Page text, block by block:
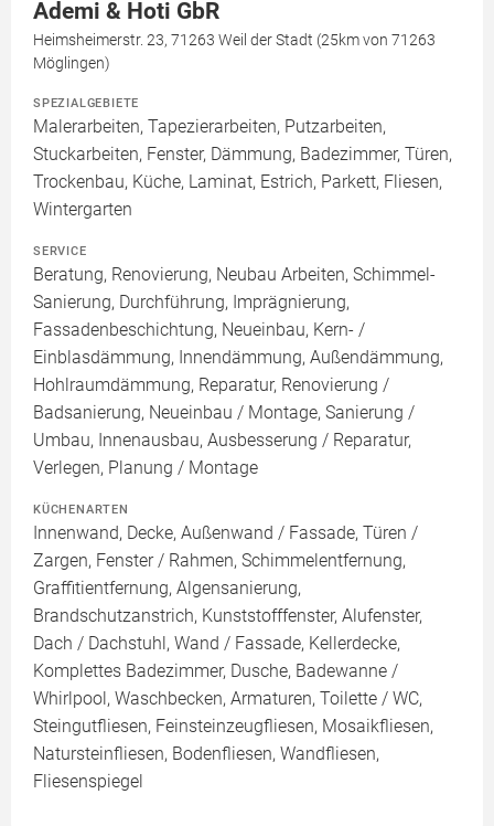
Ademi & Hoti GbR
Heimsheimerstr. 23, 71263 Weil der Stadt (25km von 71263
Möglingen)
SPEZIALGEBIETE
Malerarbeiten, Tapezierarbeiten, Putzarbeiten,
Stuckarbeiten, Fenster, Dämmung, Badezimmer, Türen,
Trockenbau, Küche, Laminat, Estrich, Parkett, Fliesen,
Wintergarten
SERVICE
Beratung, Renovierung, Neubau Arbeiten, Schimmel-
Sanierung, Durchführung, Imprägnierung,
Fassadenbeschichtung, Neueinbau, Kern- /
Einblasdämmung, Innendämmung, Außendämmung,
Hohlraumdämmung, Reparatur, Renovierung /
Badsanierung, Neueinbau / Montage, Sanierung /
Umbau, Innenausbau, Ausbesserung / Reparatur,
Verlegen, Planung / Montage
KÜCHENARTEN
Innenwand, Decke, Außenwand / Fassade, Türen /
Zargen, Fenster / Rahmen, Schimmelentfernung,
Graffitientfernung, Algensanierung,
Brandschutzanstrich, Kunststofffenster, Alufenster,
Dach / Dachstuhl, Wand / Fassade, Kellerdecke,
Komplettes Badezimmer, Dusche, Badewanne /
Whirlpool, Waschbecken, Armaturen, Toilette / WC,
Steingutfliesen, Feinsteinzeugfliesen, Mosaikfliesen,
Natursteinfliesen, Bodenfliesen, Wandfliesen,
Fliesenspiegel